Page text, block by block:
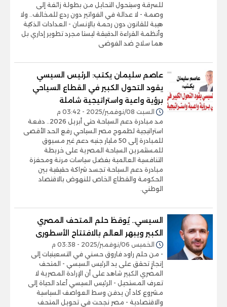
للسرقة وسيتحول التحايل من بطولة زائفة إلى
وصمة - لا عدالة في الفواتير دون ردع للمخالف.. ولا
هيبة للقانون دون رحمة بالإنسان - العدادات الذكية
وأنظمة القراءة الدقيقة ليستا مجرد تطوير إداري بل
هما سلاح ضد الفوضى
عاصم سليمان يكتب: الرئيس السيسي
يقود التحول الكبير في القطاع السياحي
برؤية واعية واستراتيجية شاملة
السبت 08/نوفمبر/2025 - 03:42 م
مد مبادرة دعم السياحة حتى أبريل 2026.. دفعة
استراتيجية لطموح مصر السياحي رفع الحد الأقصى
للمبادرة إلى 50 مليار جنيه دعم غير مسبوق
للمستثمرين السياحة المصرية على خريطة
التنافسية العالمية بفضل سياسات مرنة ومحفزة
مبادرة دعم السياحة تجسد شراكة حقيقية بين
الحكومة والقطاع الخاص للنهوض بالاقتصاد
الوطني.
السيسي.. يُوقظ حلم المتحف المصري
الكبير ويبهر العالم بالافتتاح الأسطورى
الخميس 06/نوفمبر/2025 - 03:38 م
- من حلم راود فاروق حسني في التسعينيات إلى
إنجازٍ تحقق على يد الرئيس السيسي - المتحف
المصري الكبير شاهد على أن الإرادة المصرية لا
تعرف المستحيل - الرئيس السيسي أعاد الحياة إلى
مشروع كاد أن يدفن وسط العواصف السياسية
والاقتصادية - مصر نجحت في تحويل المتحف